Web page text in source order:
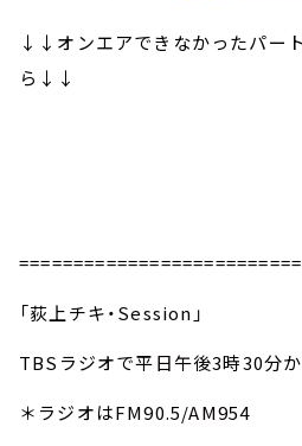
↓↓オンエアできなかったパー
ら↓↓
「荻上チキ・Session」
TBSラジオで平日午後3時30分か
＊ラジオはFM90.5/AM954